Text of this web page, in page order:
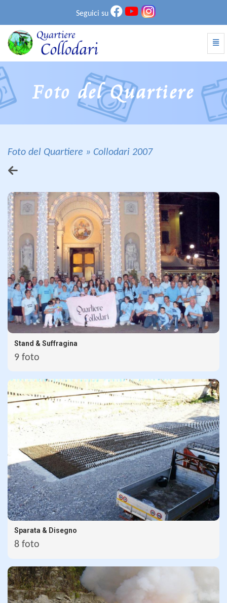
Seguici su
Collodari 2007 - vai alla homepage
Foto del Quartiere
Foto del Quartiere Collodari 2007
Stand & Suffragina
9 foto
Sparata & Disegno
8 foto